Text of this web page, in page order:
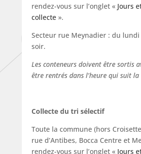
rendez-vous sur l’onglet « Jours
collecte».
Secteur rue Meynadier : du
soir.
Les conteneurs doivent être sortis
être rentrés dans l’heure qui suit la
Collecte du tri sélectif
Toute la commune (hors
rue d’Antibes, Bocca Centre et
rendez-vous sur l’onglet « Jours